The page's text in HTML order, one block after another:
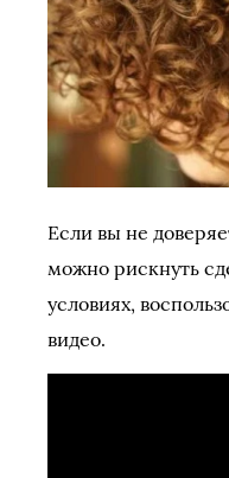
Если вы не
можно рискнуть
условиях,
видео.